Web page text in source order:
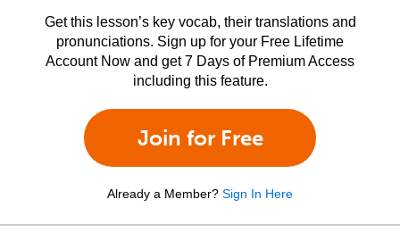
Get this lesson’s key vocab, their translations and
pronunciations. Sign up for your Free Lifetime
Account Now and get 7 Days of Premium Access
including this feature.
Join for Free
Already a Member? Sign In Here